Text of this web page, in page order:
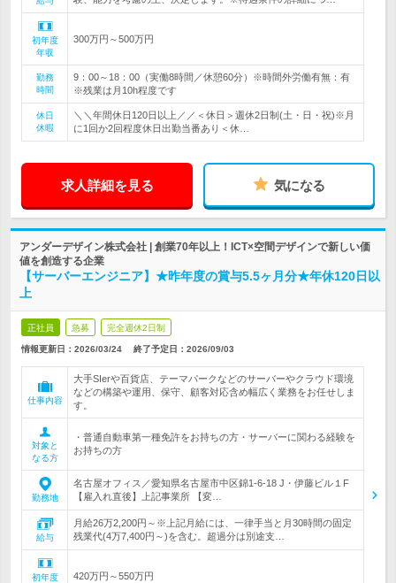
初年度
年収
300万円～500万円
勤務
時間
9：00～18：00（実働8時間／休憩60分）※時間外労働有無：有
※残業は月10h程度です
休日
休暇
＼＼年間休日120日以上／／＜休日＞週休2日制(土・日・祝)※月
に1回か2回程度休日出勤当番あり＜休…
求人詳細を見る 気になる
アンダーデザイン株式会社 | 創業70年以上！ICT×空間デザインで新しい価
値を創造する企業
【サーバーエンジニア】★昨年度の賞与5.5ヶ月分★年休120日以
上
正社員 急募 完全週休2日制
情報更新日：2026/03/24 終了予定日： 2026/09/03
仕事内容
大手SIerや百貨店、テーマパークなどのサーバーやクラウド環境
などの構築や運用、保守、顧客対応含め幅広く業務をお任せしま
す。
対象と
なる方
・普通自動車第一種免許をお持ちの方・サーバーに関わる経験を
お持ちの方
勤務地
名古屋オフィス／愛知県名古屋市中区錦1-6-18 J・伊藤ビル１F
【雇入れ直後】上記事業所 【変…
給与
月給26万2,200円～※上記月給には、一律手当と月30時間の固定
残業代(4万7,400円～)を含む。超過分は別途支…
初年度
420万円～550万円